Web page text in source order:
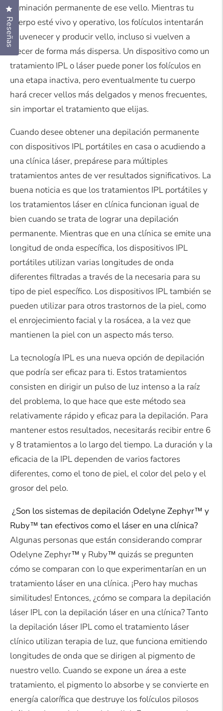
eliminación permanente de ese vello. Mientras tu
cuerpo esté vivo y operativo, los folículos intentarán
rejuvenecer y producir vello, incluso si vuelven a
crecer de forma más dispersa. Un dispositivo como un
tratamiento IPL o láser puede poner los folículos en
una etapa inactiva, pero eventualmente tu cuerpo
hará crecer vellos más delgados y menos frecuentes,
sin importar el tratamiento que elijas.
Cuando desee obtener una depilación permanente
con dispositivos IPL portátiles en casa o acudiendo a
una clínica láser, prepárese para múltiples
tratamientos antes de ver resultados significativos. La
buena noticia es que los tratamientos IPL portátiles y
los tratamientos láser en clínica funcionan igual de
bien cuando se trata de lograr una depilación
permanente. Mientras que en una clínica se emite una
longitud de onda específica, los dispositivos IPL
portátiles utilizan varias longitudes de onda
diferentes filtradas a través de la necesaria para su
tipo de piel específico. Los dispositivos IPL también se
pueden utilizar para otros trastornos de la piel, como
el enrojecimiento facial y la rosácea, a la vez que
mantienen la piel con un aspecto más terso.
La tecnología IPL es una nueva opción de depilación
que podría ser eficaz para ti. Estos tratamientos
consisten en dirigir un pulso de luz intenso a la raíz
del problema, lo que hace que este método sea
relativamente rápido y eficaz para la depilación. Para
mantener estos resultados, necesitarás recibir entre 6
y 8 tratamientos a lo largo del tiempo. La duración y la
eficacia de la IPL dependen de varios factores
diferentes, como el tono de piel, el color del pelo y el
grosor del pelo.
¿Son los sistemas de depilación Odelyne Zephyr™ y
Ruby™ tan efectivos como el láser en una clínica?
Algunas personas que están considerando comprar
Odelyne Zephyr™ y Ruby™ quizás se pregunten
cómo se comparan con lo que experimentarían en un
tratamiento láser en una clínica. ¡Pero hay muchas
similitudes! Entonces, ¿cómo se compara la depilación
láser IPL con la depilación láser en una clínica? Tanto
la depilación láser IPL como el tratamiento láser
clínico utilizan terapia de luz, que funciona emitiendo
longitudes de onda que se dirigen al pigmento de
nuestro vello. Cuando se expone un área a este
tratamiento, el pigmento lo absorbe y se convierte en
energía calorífica que destruye los folículos pilosos
Reseñas
Haz clic para abrir el cuadro de diálogo de reseñas